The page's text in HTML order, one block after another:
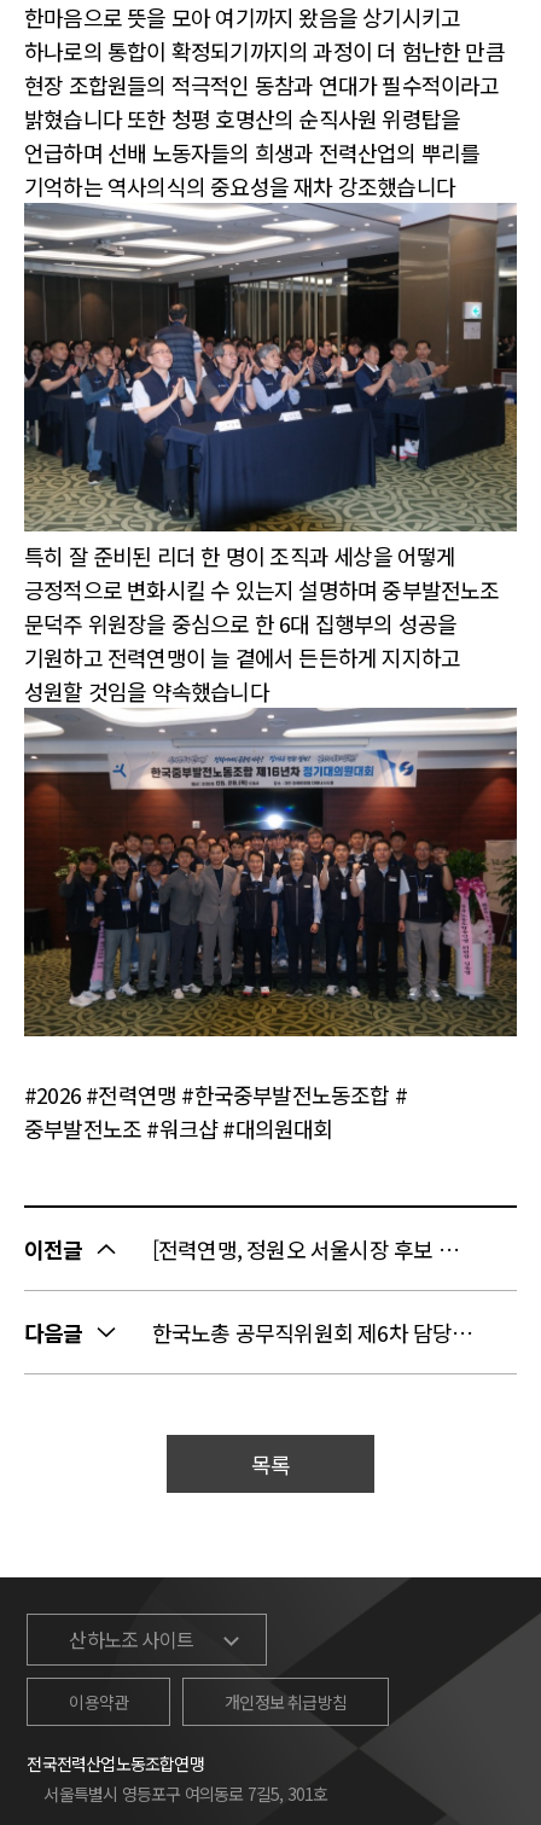
한마음으로 뜻을 모아 여기까지 왔음을 상기시키고
하나로의 통합이 확정되기까지의 과정이 더 험난한 만큼
현장 조합원들의 적극적인 동참과 연대가 필수적이라고
밝혔습니다 또한 청평 호명산의 순직사원 위령탑을
언급하며 선배 노동자들의 희생과 전력산업의 뿌리를
기억하는 역사의식의 중요성을 재차 강조했습니다
특히 잘 준비된 리더 한 명이 조직과 세상을 어떻게
긍정적으로 변화시킬 수 있는지 설명하며 중부발전노조
문덕주 위원장을 중심으로 한 6대 집행부의 성공을
기원하고 전력연맹이 늘 곁에서 든든하게 지지하고
성원할 것임을 약속했습니다
#2026 #전력연맹 #한국중부발전노동조합 #
중부발전노조 #워크샵 #대의원대회
이전글 [전력연맹, 정원오 서울시장 후보 지지선언]
다음글 한국노총 공무직위원회 제6차 담당자회의
목록
산하노조 사이트
이용약관 개인정보 취급방침
전국전력산업노동조합연맹
서울특별시 영등포구 여의동로 7길5, 301호